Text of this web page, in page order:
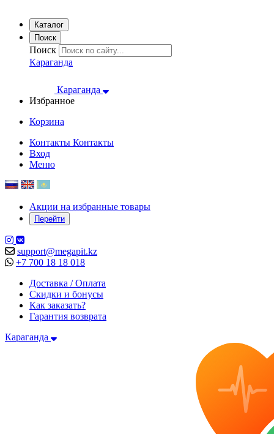
Каталог
Поиск
Поиск
Караганда
Караганда
Избранное
Корзина
Контакты Контакты
Вход
Меню
Акции на избранные товары
Перейти
support@megapit.kz
+7 700 18 18 018
Доставка / Оплата
Скидки и бонусы
Как заказать?
Гарантия возврата
Караганда